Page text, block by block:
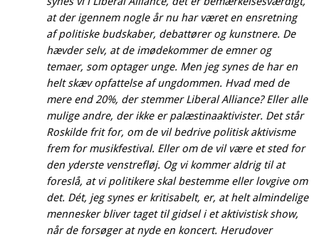
at der igennem nogle år nu har været en ensretning
af politiske budskaber, debattører og kunstnere. De
hævder selv, at de imødekommer de emner og
temaer, som optager unge. Men jeg synes de har en
helt skæv opfattelse af ungdommen. Hvad med de
mere end 20%, der stemmer Liberal Alliance? Eller alle
mulige andre, der ikke er palæstinaaktivister. Det står
Roskilde frit for, om de vil bedrive politisk aktivisme
frem for musikfestival. Eller om de vil være et sted for
den yderste venstrefløj. Og vi kommer aldrig til at
foreslå, at vi politikere skal bestemme eller lovgive om
det. Dét, jeg synes er kritisabelt, er, at helt almindelige
mennesker bliver taget til gidsel i et aktivistisk show,
når de forsøger at nyde en koncert. Herudover